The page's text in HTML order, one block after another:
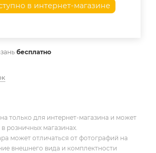
в интернет-магазине
бесплатно
только для интернет-магазина и может
розничных магазинах.
может отличаться от фотографий на
внешнего вида и комплектности